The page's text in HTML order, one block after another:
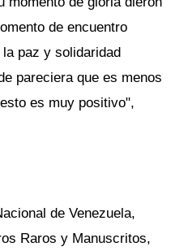
de encuentro
paz y solidaridad
pareciera que es menos
es muy positivo",
de Venezuela,
Raros y Manuscritos,